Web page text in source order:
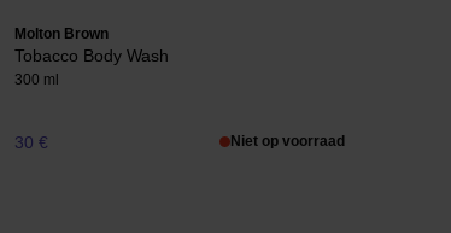
Molton Brown
Tobacco Body Wash
300 ml
30 € Niet op voorraad